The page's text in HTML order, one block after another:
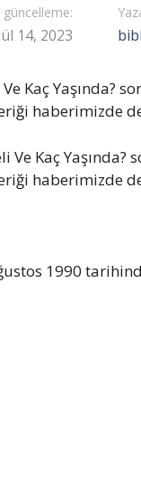
güncelleme:
14, 2023
Kaç Yaşında?
haberimizde
Ve Kaç Yaşında?
haberimizde
1990